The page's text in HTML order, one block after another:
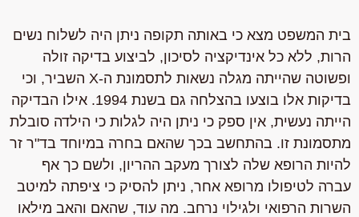
בית המשפט מצא כי באותה תקופה ניתן היה לשלוח נשים
הרות, ללא כל אינדיקציה לסיכון, לביצוע בדיקה זולה
ופשוטה שהייתה מגלה נשאות לתסמונת ה-X השביר, וכי
בדיקות אלו בוצעו בהצלחה גם בשנת 1994. אילו הבדיקה
הייתה נעשית, אין ספק כי ניתן היה לגלות כי הילדה סובלת
מתסמונת זו. בהתחשב בכך שהאם בחרה במיוחד בד"ר זר
להיות הרופא שלה לצורך מעקב ההריון, ולשם כך אף
עברה לטיפולו מרופא אחר, ניתן להסיק כי ציפתה למיטב
השרות הרפואי ולגילוי נרחב. מה עוד, שהאם והאב מילאו